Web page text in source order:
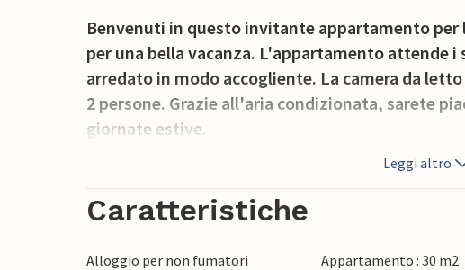
Benvenuti in questo invitante appartamento
per una bella vacanza. L'appartamento attende i
arredato in modo accogliente. La camera da
2 persone. Grazie all'aria condizionata, sarete
giornate estive.
Potrete trascorrere piacevoli ore all'aperto sulla
barbecue comune.
Raggiungete il mare a piedi e trascorrete
Leggi altro
Caratteristiche
Alloggio per non fumatori Appartamento : 30 m2